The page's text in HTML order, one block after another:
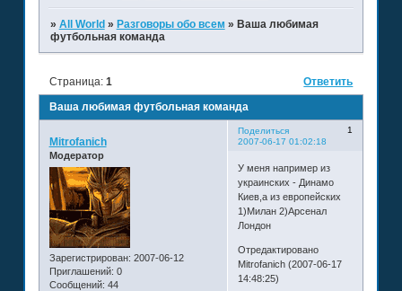
» All World » Разговоры обо всем » Ваша любимая
футбольная команда
Ваша любимая футбольная команда
Страница: 1 Ответить
Поделиться
1
2007-06-17 01:02:18
Mitrofanich
Модератор
Зарегистрирован: 2007-06-12
Приглашений: 0
Сообщений: 44
У меня например из
украинских - Динамо
Киев,а из европейских
1)Милан 2)Арсенал
Лондон
Отредактировано
Mitrofanich (2007-06-17
14:48:25)